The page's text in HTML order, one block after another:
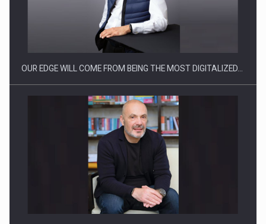
Producatorii si comerciantii care nu se supun noilor
Proteinmaxxing and the Future of Protein Demand
OUR EDGE WILL COME FROM BEING THE MOST DIGITALIZED…